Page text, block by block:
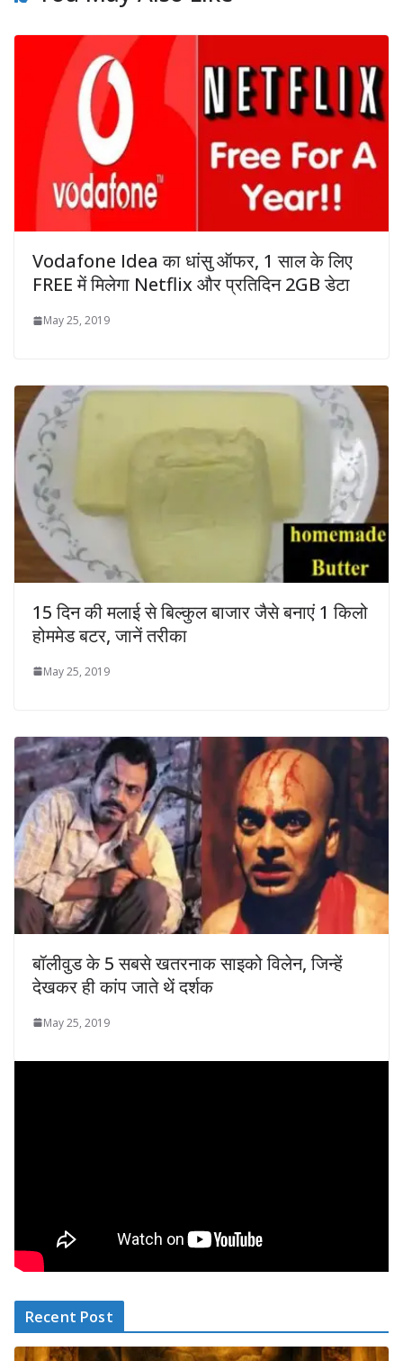
Vodafone Idea का धांसु ऑफर, 1 साल के लिए
FREE में मिलेगा Netflix और प्रतिदिन 2GB डेटा
May 25, 2019
15 दिन की मलाई से बिल्कुल बाजार जैसे बनाएं 1 किलो
होममेड बटर, जानें तरीका
May 25, 2019
बॉलीवुड के 5 सबसे खतरनाक साइको विलेन, जिन्हें
देखकर ही कांप जाते थें दर्शक
May 25, 2019
Recent Post